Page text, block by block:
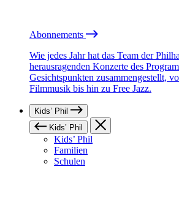
Abonnements
Wie jedes Jahr hat das Team der
herausragenden Konzerte des
Gesichtspunkten zusammengestellt,
Filmmusik bis hin zu Free Jazz.
Kids’ Phil
Kids’ Phil
Kids’ Phil
Familien
Schulen